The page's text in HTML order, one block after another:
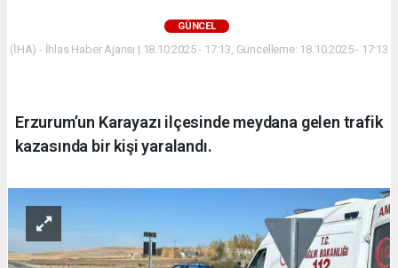
bonus
Bonus
Veren
GÜNCEL
(İHA) - İhlas Haber Ajansı | 18.10.2025 - 17:13, Güncelleme: 18.10.2025 - 17:13
Erzurum’un Karayazı ilçesinde meydana gelen trafik
kazasında bir kişi yaralandı.